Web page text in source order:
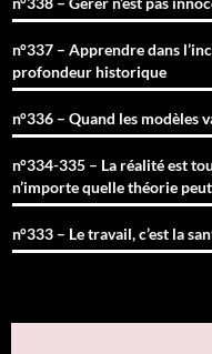
n°337 – Apprendre dans
profondeur historique
n°336 – Quand les modèles
n°334-335 – La réalité est
n’importe quelle théorie
n°333 – Le travail, c’est la